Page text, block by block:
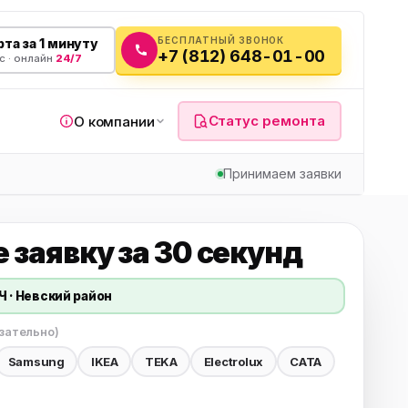
за 1 минуту
· онлайн 24/7
БЕСПЛАТНЫЙ ЗВОНОК
+7 (812) 648-01-00
О компании Статус ремонта
Принимаем заявки
за 30 секунд
· Невский район
Samsung IKEA TEKA Electrolux CATA